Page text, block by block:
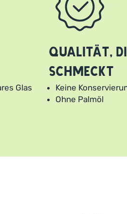
Glas
Qualität,
schmeckt
Keine
Ohne Palmöl